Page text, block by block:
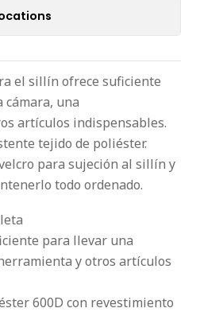
el sillín ofrece suficiente
cámara, una
artículos indispensables.
tejido de poliéster.
para sujeción al sillín y
todo ordenado.
para llevar una
y otros artículos
600D con revestimiento